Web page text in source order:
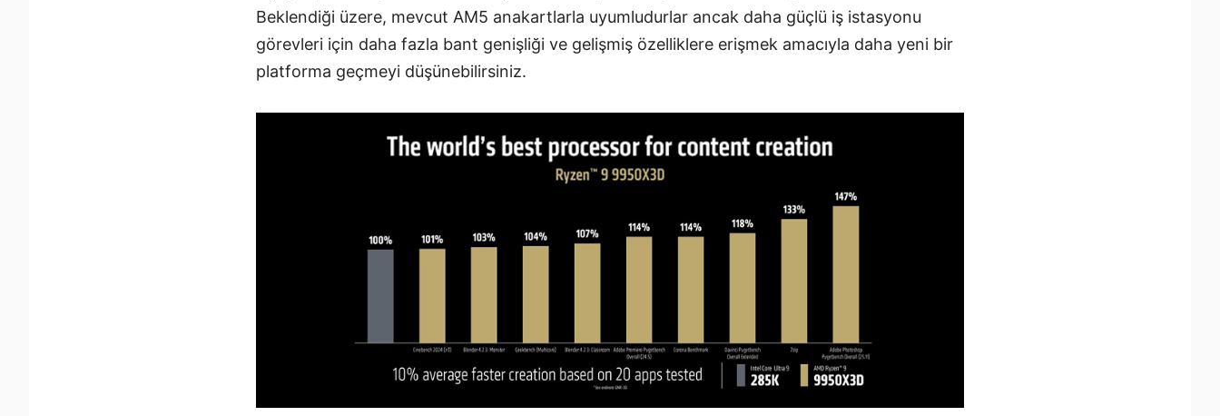
Beklendiği üzere, mevcut AM5 anakartlarla uyumludurlar ancak daha güçlü iş istasyonu
görevleri için daha fazla bant genişliği ve gelişmiş özelliklere erişmek amacıyla daha yeni bir
platforma geçmeyi düşünebilirsiniz.